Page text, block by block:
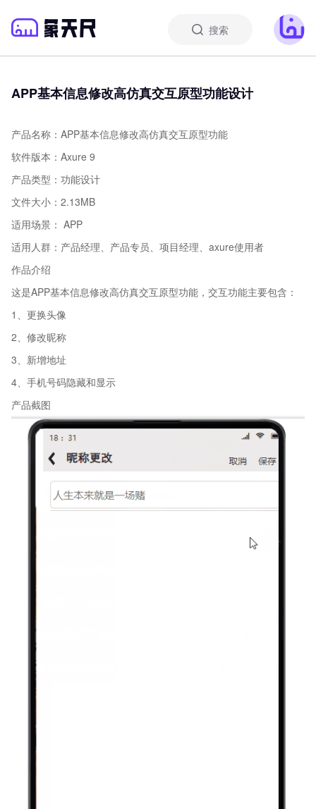
搜索
APP基本信息修改高仿真交互原型功能设计
产品名称：APP基本信息修改高仿真交互原型功能
软件版本：Axure 9
产品类型：功能设计
文件大小：2.13MB
适用场景： APP
适用人群：产品经理、产品专员、项目经理、axure使用者
作品介绍
这是APP基本信息修改高仿真交互原型功能，交互功能主要包含：
1、更换头像
2、修改昵称
3、新增地址
4、手机号码隐藏和显示
产品截图